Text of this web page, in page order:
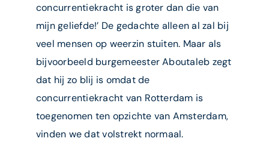
concurrentiekracht is groter dan die van
mijn geliefde!’ De gedachte alleen al zal bij
veel mensen op weerzin stuiten. Maar als
bijvoorbeeld burgemeester Aboutaleb zegt
dat hij zo blij is omdat de
concurrentiekracht van Rotterdam is
toegenomen ten opzichte van Amsterdam,
vinden we dat volstrekt normaal.